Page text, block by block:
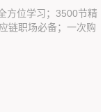
方位学习；3500节精
链职场必备；一次购